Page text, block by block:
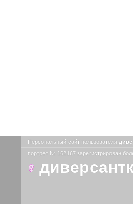
Персональный сайт пользователя
портрет № 162167 зарегистрирован